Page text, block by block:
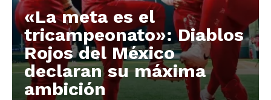
«La meta es el
tricampeonato»: Diablos
Rojos del México
declaran su máxima
ambición